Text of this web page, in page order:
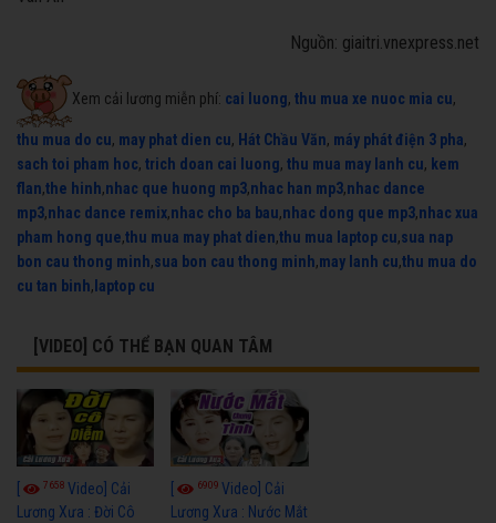
Nguồn: giaitri.vnexpress.net
Xem cải lương miễn phí: cai luong, thu mua xe nuoc mia cu,
thu mua do cu, may phat dien cu, Hát Chầu Văn, máy phát điện 3 pha,
sach toi pham hoc, trich doan cai luong, thu mua may lanh cu, kem
flan,the hinh,nhac que huong mp3,nhac han mp3,nhac dance
mp3,nhac dance remix,nhac cho ba bau,nhac dong que mp3,nhac xua
pham hong que,thu mua may phat dien,thu mua laptop cu,sua nap
bon cau thong minh,sua bon cau thong minh,may lanh cu,thu mua do
cu tan binh, laptop cu
[VIDEO] CÓ THỂ BẠN QUAN TÂM
7658 Video] Cải
Lương Xưa : Đời Cô
6909Video] Cải
Lương Xưa : Nước Mắt